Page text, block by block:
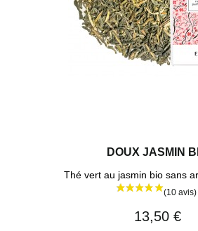
DOUX JASMIN
Thé vert au jasmin bio sans
13,50 €